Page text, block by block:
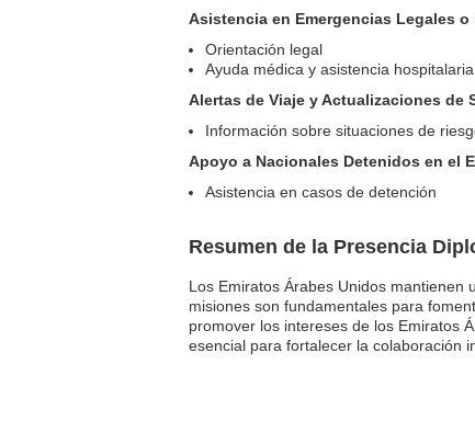
Asistencia en Emergencias Legales o
Orientación legal
Ayuda médica y asistencia hospitalaria
Alertas de Viaje y Actualizaciones de
Información sobre situaciones de
Apoyo a Nacionales Detenidos en el
Asistencia en casos de detención
Resumen de la Presencia
Los Emiratos Árabes Unidos mantienen
misiones son fundamentales para
promover los intereses de los Emiratos
esencial para fortalecer la colaboración